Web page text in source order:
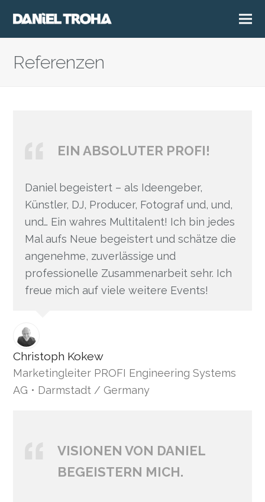
Referenzen
EIN ABSOLUTER PROFI!
Daniel begeistert – als Ideengeber,
Künstler, DJ, Producer, Fotograf und, und,
und… Ein wahres Multitalent! Ich bin jedes
Mal aufs Neue begeistert und schätze die
angenehme, zuverlässige und
professionelle Zusammenarbeit sehr. Ich
freue mich auf viele weitere Events!
Christoph Kokew
Marketingleiter PROFI Engineering Systems
AG • Darmstadt / Germany
VISIONEN VON DANIEL
BEGEISTERN MICH.